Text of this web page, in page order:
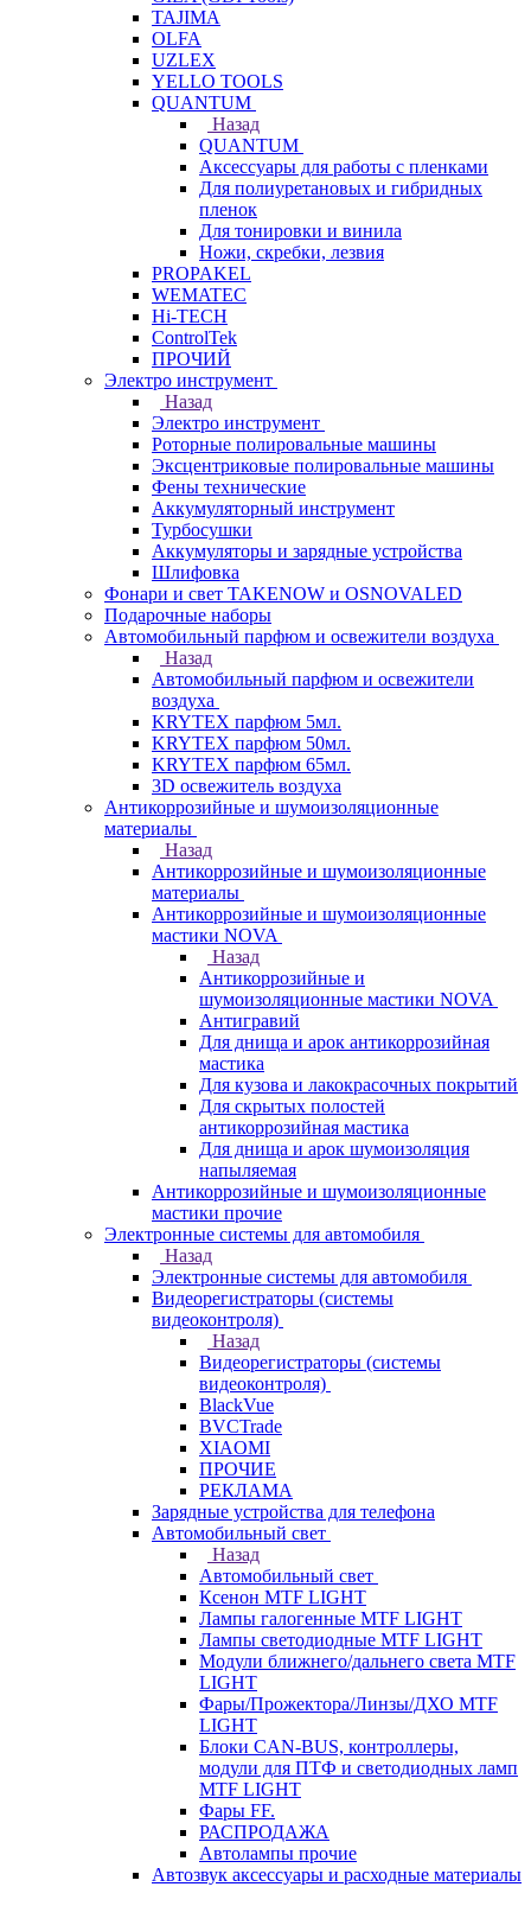
TAJIMA
OLFA
UZLEX
YELLO TOOLS
QUANTUM
Назад
QUANTUM
Аксессуары для работы с пленками
Для полиуретановых и гибридных
пленок
Для тонировки и винила
Ножи, скребки, лезвия
PROPAKEL
WEMATEC
Hi-TECH
ControlTek
ПРОЧИЙ
Электро инструмент
Назад
Электро инструмент
Роторные полировальные машины
Эксцентриковые полировальные машины
Фены технические
Аккумуляторный инструмент
Турбосушки
Аккумуляторы и зарядные устройства
Шлифовка
Фонари и свет TAKENOW и OSNOVALED
Подарочные наборы
Автомобильный парфюм и освежители воздуха
Назад
Автомобильный парфюм и освежители
воздуха
KRYTEX парфюм 5мл.
KRYTEX парфюм 50мл.
KRYTEX парфюм 65мл.
3D освежитель воздуха
Антикоррозийные и шумоизоляционные
материалы
Назад
Антикоррозийные и шумоизоляционные
материалы
Антикоррозийные и шумоизоляционные
мастики NOVA
Назад
Антикоррозийные и
шумоизоляционные мастики NOVA
Антигравий
Для днища и арок антикоррозийная
мастика
Для кузова и лакокрасочных покрытий
Для скрытых полостей
антикоррозийная мастика
Для днища и арок шумоизоляция
напыляемая
Антикоррозийные и шумоизоляционные
мастики прочие
Электронные системы для автомобиля
Назад
Электронные системы для автомобиля
Видеорегистраторы (системы
видеоконтроля)
Назад
Видеорегистраторы (системы
видеоконтроля)
BlackVue
BVCTrade
XIAOMI
ПРОЧИЕ
РЕКЛАМА
Зарядные устройства для телефона
Автомобильный свет
Назад
Автомобильный свет
Ксенон MTF LIGHT
Лампы галогенные MTF LIGHT
Лампы светодиодные MTF LIGHT
Модули ближнего/дальнего света MTF
LIGHT
Фары/Прожектора/Линзы/ДХО MTF
LIGHT
Блоки CAN-BUS, контроллеры,
модули для ПТФ и светодиодных ламп
MTF LIGHT
Фары FF.
РАСПРОДАЖА
Автолампы прочие
Автозвук аксессуары и расходные материалы